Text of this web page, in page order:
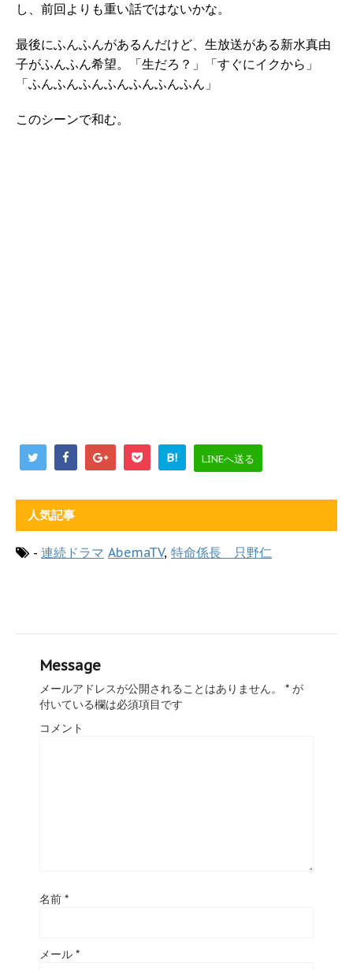
し、前回よりも重い話ではないかな。
最後にふんふんがあるんだけど、生放送がある新水真由
子がふんふん希望。「生だろ？」「すぐにイクから」
「ふんふんふんふんふんふんふん」
このシーンで和む。
B! LINEへ送る
人気記事
- 連続ドラマ AbemaTV, 特命係長 只野仁
Message
メールアドレスが公開されることはありません。 * が
付いている欄は必須項目です
コメント
名前 *
メール *